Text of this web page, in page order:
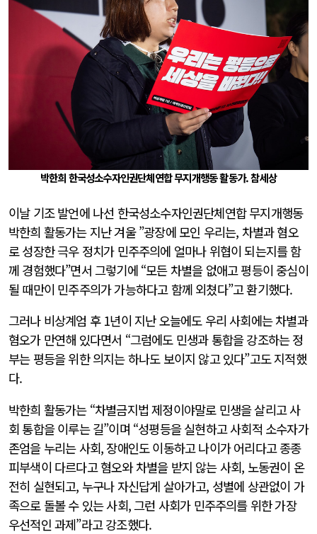
박한희 한국성소수자인권단체연합 무지개행동 활동가. 참세상
이날 기조 발언에 나선 한국성소수자인권단체연합 무지개행동
박한희 활동가는 지난 겨울 ”광장에 모인 우리는, 차별과 혐오
로 성장한 극우 정치가 민주주의에 얼마나 위협이 되는지를 함
께 경험했다”면서 그렇기에 “모든 차별을 없애고 평등이 중심이
될 때만이 민주주의가 가능하다고 함께 외쳤다”고 환기했다.
그러나 비상계엄 후 1년이 지난 오늘에도 우리 사회에는 차별과
혐오가 만연해 있다면서 “그럼에도 민생과 통합을 강조하는 정
부는 평등을 위한 의지는 하나도 보이지 않고 있다”고도 지적했
다.
박한희 활동가는 “차별금지법 제정이야말로 민생을 살리고 사
회 통합을 이루는 길”이며 “성평등을 실현하고 사회적 소수자가
존엄을 누리는 사회, 장애인도 이동하고 나이가 어리다고 종종
피부색이 다르다고 혐오와 차별을 받지 않는 사회, 노동권이 온
전히 실현되고, 누구나 자신답게 살아가고, 성별에 상관없이 가
족으로 돌볼 수 있는 사회, 그런 사회가 민주주의를 위한 가장
우선적인 과제”라고 강조했다.